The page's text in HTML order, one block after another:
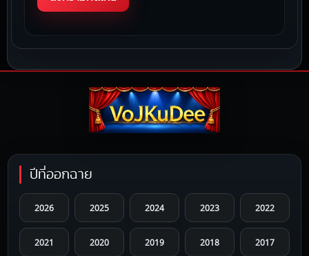
ปีที่ออกฉาย
2026 2025 2024 2023 2022
2021 2020 2019 2018 2017